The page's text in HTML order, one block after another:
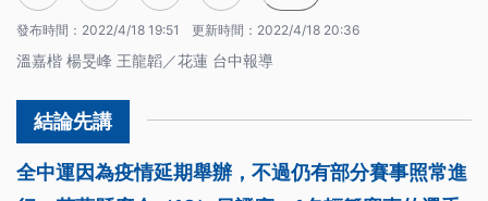
發布時間： 2022/4/18 19:51 更新時間： 2022/4/18 20:36
溫嘉楷 楊旻峰 王龍韜／花蓮 台中報導
全中運因為疫情延期舉辦，不過仍有部分賽事照常進